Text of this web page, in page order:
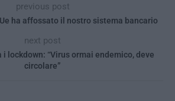
previous post
ha affossato il nostro sistema bancario
next post
i lockdown: “Virus ormai endemico, deve
circolare”